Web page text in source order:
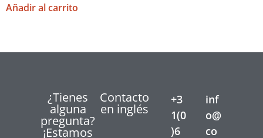
Añadir al carrito
¿Tienes
alguna
pregunta?
¡Estamos
Contacto
en inglés
+3
1(0
)6
inf
o@
co